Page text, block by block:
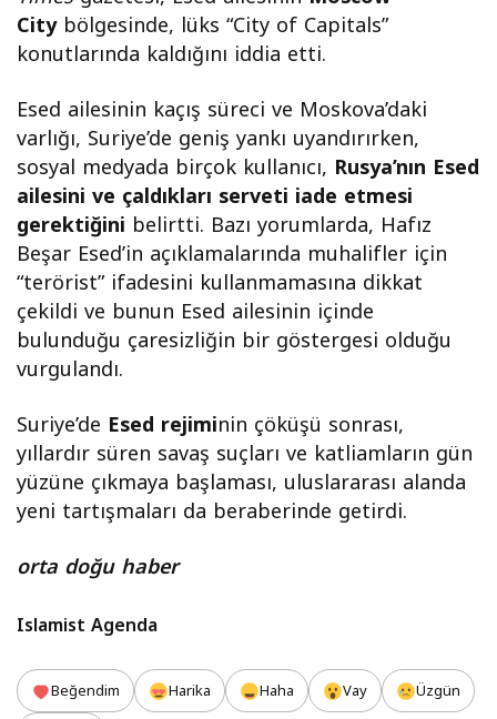
Citybölgesinde, lüks “City of Capitals”
konutlarında kaldığını iddia etti.
Esed ailesinin kaçış süreci ve Moskova’daki
varlığı, Suriye’de geniş yankı uyandırırken,
sosyal medyada birçok kullanıcı, Rusya’nın Esed
ailesini ve çaldıkları serveti iade etmesi
gerektiğini belirtti. Bazı yorumlarda, Hafız
Beşar Esed’in açıklamalarında muhalifler için
“terörist” ifadesini kullanmamasına dikkat
çekildi ve bunun Esed ailesinin içinde
bulunduğu çaresizliğin bir göstergesi olduğu
vurgulandı.
Suriye’de Esed rejiminin çöküşü sonrası,
yıllardır süren savaş suçları ve katliamların gün
yüzüne çıkmaya başlaması, uluslararası alanda
yeni tartışmaları da beraberinde getirdi.
orta doğu haber
Islamist Agenda
Beğendim Harika Haha Vay
Üzgün